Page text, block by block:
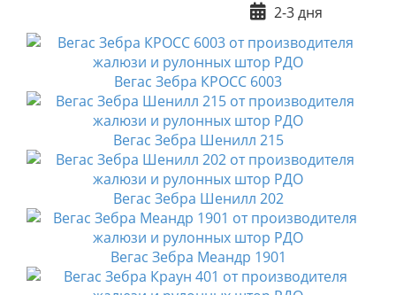
2-3 дня
Вегас Зебра КРОСС 6003
Вегас Зебра Шенилл 215
Вегас Зебра Шенилл 202
Вегас Зебра Меандр 1901